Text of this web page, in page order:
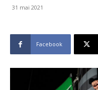
31 mai 2021
Facebook